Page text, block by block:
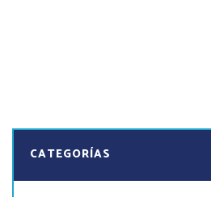
CATEGORÍAS